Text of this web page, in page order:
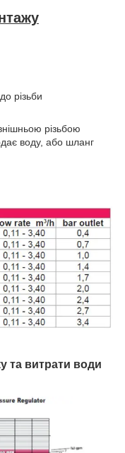
різьби
різьбою
воду, або шланг
та витрати води